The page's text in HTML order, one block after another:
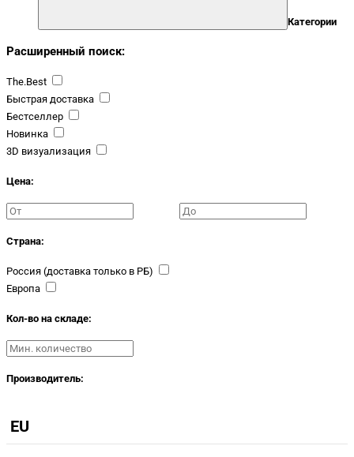
Категории
Расширенный поиск:
The.Best
Быстрая доставка
Бестселлер
Новинка
3D визуализация
Цена:
Страна:
Россия (доставка только в РБ)
Европа
Кол-во на складе:
Производитель:
EU